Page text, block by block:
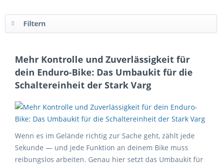
Filtern
Mehr Kontrolle und Zuverlässigkeit für
dein Enduro-Bike: Das Umbaukit für die
Schaltereinheit der Stark Varg
Wenn es im Gelände richtig zur Sache geht, zählt jede
Sekunde — und jede Funktion an deinem Bike muss
reibungslos arbeiten. Genau hier setzt das Umbaukit für